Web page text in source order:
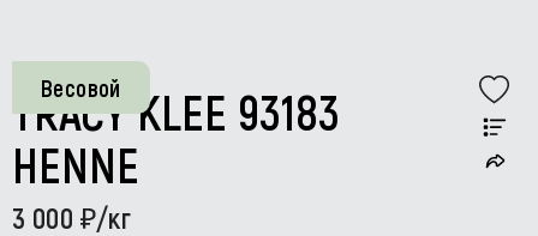
Весовой
TRACY KLEE 93183
HENNE
3 000 /кг